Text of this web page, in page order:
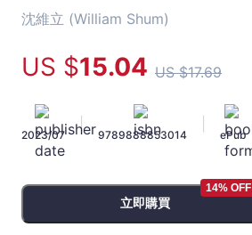
生，
手
機
焦
-
維
(William
沈維立 (William Shum)
US $15.04 US $17.69
2023/07
|
9789888853014 ePub
立即購買
14% OFF